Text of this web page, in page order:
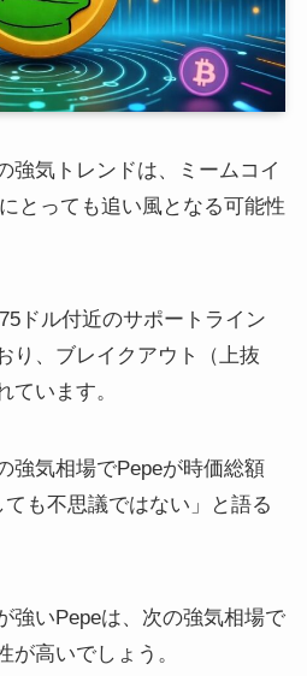
強気トレンドは、ミームコイ
とっても追い風となる可能性
ドル付近のサポートライン
り、ブレイクアウト（上抜
ています。
強気相場でPepeが時価総額
も不思議ではない」と語る
強いPepeは、次の強気相場で
が高いでしょう。